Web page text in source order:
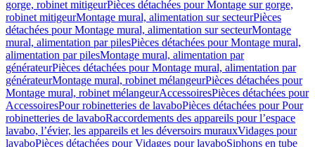
gorge, robinet mitigeurPièces détachées pour Montage sur gorge,
robinet mitigeurMontage mural, alimentation sur secteurPièces
détachées pour Montage mural, alimentation sur secteurMontage
mural, alimentation par pilesPièces détachées pour Montage mural,
alimentation par pilesMontage mural, alimentation par
générateurPièces détachées pour Montage mural, alimentation par
générateurMontage mural, robinet mélangeurPièces détachées pour
Montage mural, robinet mélangeurAccessoiresPièces détachées pour
AccessoiresPour robinetteries de lavaboPièces détachées pour Pour
robinetteries de lavaboRaccordements des appareils pour l’espace
lavabo, l’évier, les appareils et les déversoirs murauxVidages pour
lavaboPièces détachées pour Vidages pour lavaboSiphons en tube